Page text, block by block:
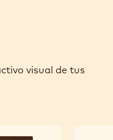
visual de tus